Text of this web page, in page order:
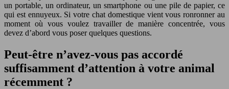
un portable, un ordinateur, un smartphone ou une pile de papier, ce
qui est ennuyeux. Si votre chat domestique vient vous ronronner au
moment où vous voulez travailler de manière concentrée, vous
devez d’abord vous poser quelques questions.
Peut-être n’avez-vous pas accordé
suffisamment d’attention à votre animal
récemment ?